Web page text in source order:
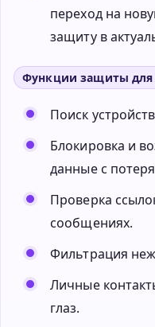
переход на
защиту в
Функции защиты для
Поиск
Блокировка и
данные с
Проверка
сообщениях.
Фильтрация
Личные
глаз.